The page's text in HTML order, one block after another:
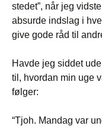
stedet”, når jeg
absurde indslag i
give gode råd til
Havde jeg siddet
til, hvordan min uge
følger:
“Tjoh. Mandag var